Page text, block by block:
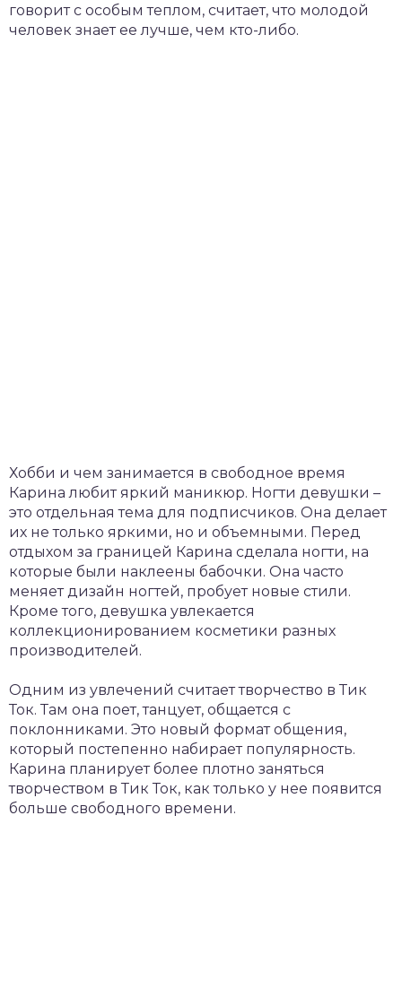
говорит с особым теплом, считает, что молодой
человек знает ее лучше, чем кто-либо.
Хобби и чем занимается в свободное время
Карина любит яркий маникюр. Ногти девушки –
это отдельная тема для подписчиков. Она делает
их не только яркими, но и объемными. Перед
отдыхом за границей Карина сделала ногти, на
которые были наклеены бабочки. Она часто
меняет дизайн ногтей, пробует новые стили.
Кроме того, девушка увлекается
коллекционированием косметики разных
производителей.
Одним из увлечений считает творчество в Тик
Ток. Там она поет, танцует, общается с
поклонниками. Это новый формат общения,
который постепенно набирает популярность.
Карина планирует более плотно заняться
творчеством в Тик Ток, как только у нее появится
больше свободного времени.